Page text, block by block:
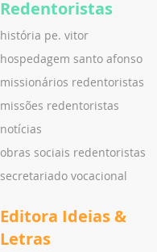
Redentoristas
história pe. vitor
hospedagem santo afonso
missionários redentoristas
missões redentoristas
notícias
obras sociais redentoristas
secretariado vocacional
Editora Ideias &
Letras